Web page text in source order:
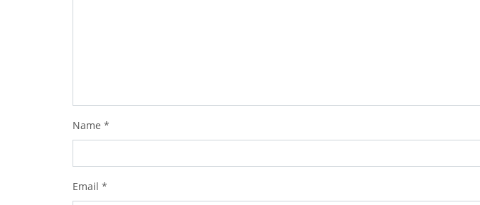
Name *
Email *